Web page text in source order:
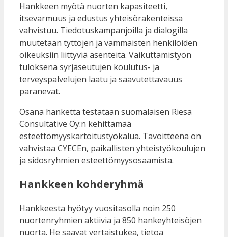
Hankkeen myötä nuorten kapasiteetti,
itsevarmuus ja edustus yhteisörakenteissa
vahvistuu. Tiedotuskampanjoilla ja dialogilla
muutetaan tyttöjen ja vammaisten henkilöiden
oikeuksiin liittyviä asenteita. Vaikuttamistyön
tuloksena syrjäseutujen koulutus- ja
terveyspalvelujen laatu ja saavutettavauus
paranevat.
Osana hanketta testataan suomalaisen Riesa
Consultative Oy:n kehittämää
esteettömyyskartoitustyökalua. Tavoitteena on
vahvistaa CYECEn, paikallisten yhteistyökoulujen
ja sidosryhmien esteettömyysosaamista.
Hankkeen kohderyhmä
Hankkeesta hyötyy vuositasolla noin 250
nuortenryhmien aktiivia ja 850 hankeyhteisöjen
nuorta. He saavat vertaistukea, tietoa